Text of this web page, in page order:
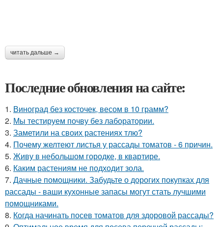
читать дальше →
Последние обновления на сайте:
1. Виноград без косточек, весом в 10 грамм?
2. Мы тестируем почву без лаборатории.
3. Заметили на своих растениях тлю?
4. Почему желтеют листья у рассады томатов - 6 причин.
5. Живу в небольшом городке, в квартире.
6. Каким растениям не подходит зола.
7. Дачные помощники. Забудьте о дорогих покупках для
рассады - ваши кухонные запасы могут стать лучшими
помощниками.
8. Когда начинать посев томатов для здоровой рассады?